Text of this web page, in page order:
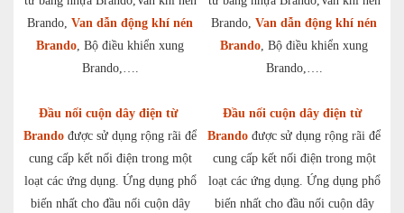
Brando, Van dẫn động khí nén
Brando, Bộ điều khiển xung
Brando,….
Đầu nối cuộn dây điện từ
Brando được sử dụng rộng rãi để
cung cấp kết nối điện trong một
loạt các ứng dụng. Ứng dụng phổ
biến nhất cho đầu nối cuộn dây
Brando, Van dẫn động khí nén
Brando, Bộ điều khiển xung
Brando,….
Đầu nối cuộn dây điện từ
Brando được sử dụng rộng rãi để
cung cấp kết nối điện trong một
loạt các ứng dụng. Ứng dụng phổ
biến nhất cho đầu nối cuộn dây